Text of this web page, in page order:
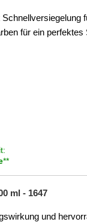
für ein
**
ml - 1647
und